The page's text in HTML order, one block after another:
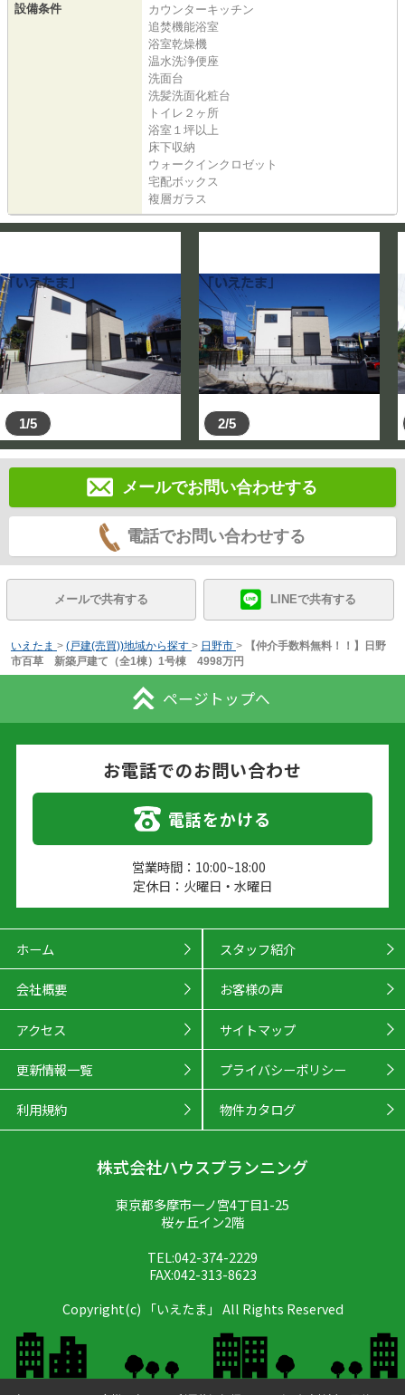
設備条件
カウンターキッチン
追焚機能浴室
浴室乾燥機
温水洗浄便座
洗面台
洗髪洗面化粧台
トイレ２ヶ所
浴室１坪以上
床下収納
ウォークインクロゼット
宅配ボックス
複層ガラス
1/5 2/5
メールでお問い合わせする
電話でお問い合わせする
メールで共有する LINEで共有する
いえたま > (戸建(売買))地域から探す > 日野市 >
【仲介手数料無料！！】日野
市百草 新築戸建て（全1棟）1号棟 4998万円
ページトップへ
お電話でのお問い合わせ
電話をかける
営業時間：10:00~18:00
定休日：火曜日・水曜日
ホーム スタッフ紹介
会社概要 お客様の声
アクセス サイトマップ
更新情報一覧 プライバシーポリシー
利用規約 物件カタログ
株式会社ハウスプランニング
東京都多摩市一ノ宮4丁目1-25
桜ヶ丘イン2階
TEL:042-374-2229
FAX:042-313-8623
Copyright(c) 「いえたま」 All Rights Reserved